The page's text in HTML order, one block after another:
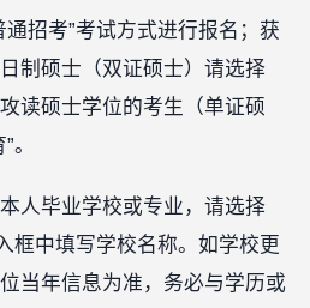
通招考”考试方式进行报名；获
制硕士（双证硕士）请选择
读硕士学位的考生（单证硕
。
人毕业学校或专业，请选择
框中填写学校名称。如学校更
当年信息为准，务必与学历或